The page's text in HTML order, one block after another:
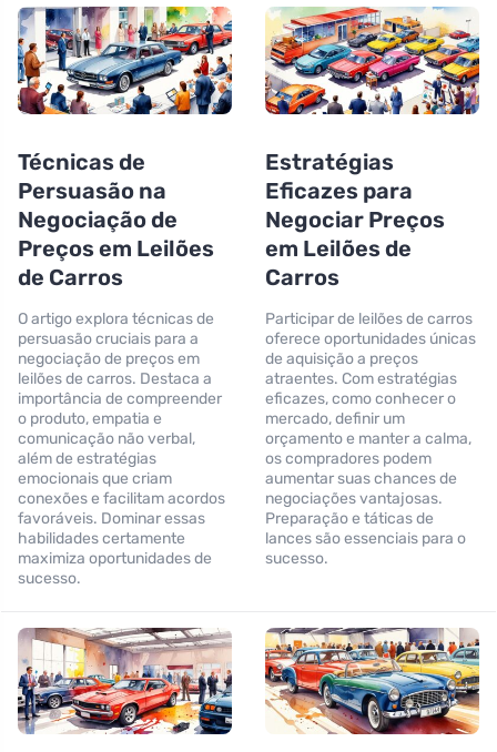
Técnicas de
Persuasão na
Negociação de
Preços em Leilões
de Carros
O artigo explora técnicas de
persuasão cruciais para a
negociação de preços em
leilões de carros. Destaca a
importância de compreender
o produto, empatia e
comunicação não verbal,
além de estratégias
emocionais que criam
conexões e facilitam acordos
favoráveis. Dominar essas
habilidades certamente
maximiza oportunidades de
sucesso.
Estratégias
Eficazes para
Negociar Preços
em Leilões de
Carros
Participar de leilões de carros
oferece oportunidades únicas
de aquisição a preços
atraentes. Com estratégias
eficazes, como conhecer o
mercado, definir um
orçamento e manter a calma,
os compradores podem
aumentar suas chances de
negociações vantajosas.
Preparação e táticas de
lances são essenciais para o
sucesso.